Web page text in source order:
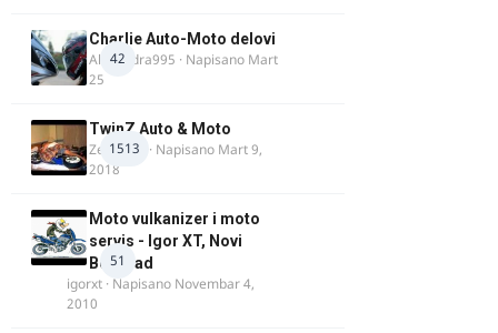
42
Charlie Auto-Moto delovi
Alexandra995 · Napisano Mart
25
1513
TwinZ Auto & Moto
Zeljkamp · Napisano Mart 9,
2018
51
Moto vulkanizer i moto
servis - Igor XT, Novi
Beograd
igorxt · Napisano Novembar 4,
2010